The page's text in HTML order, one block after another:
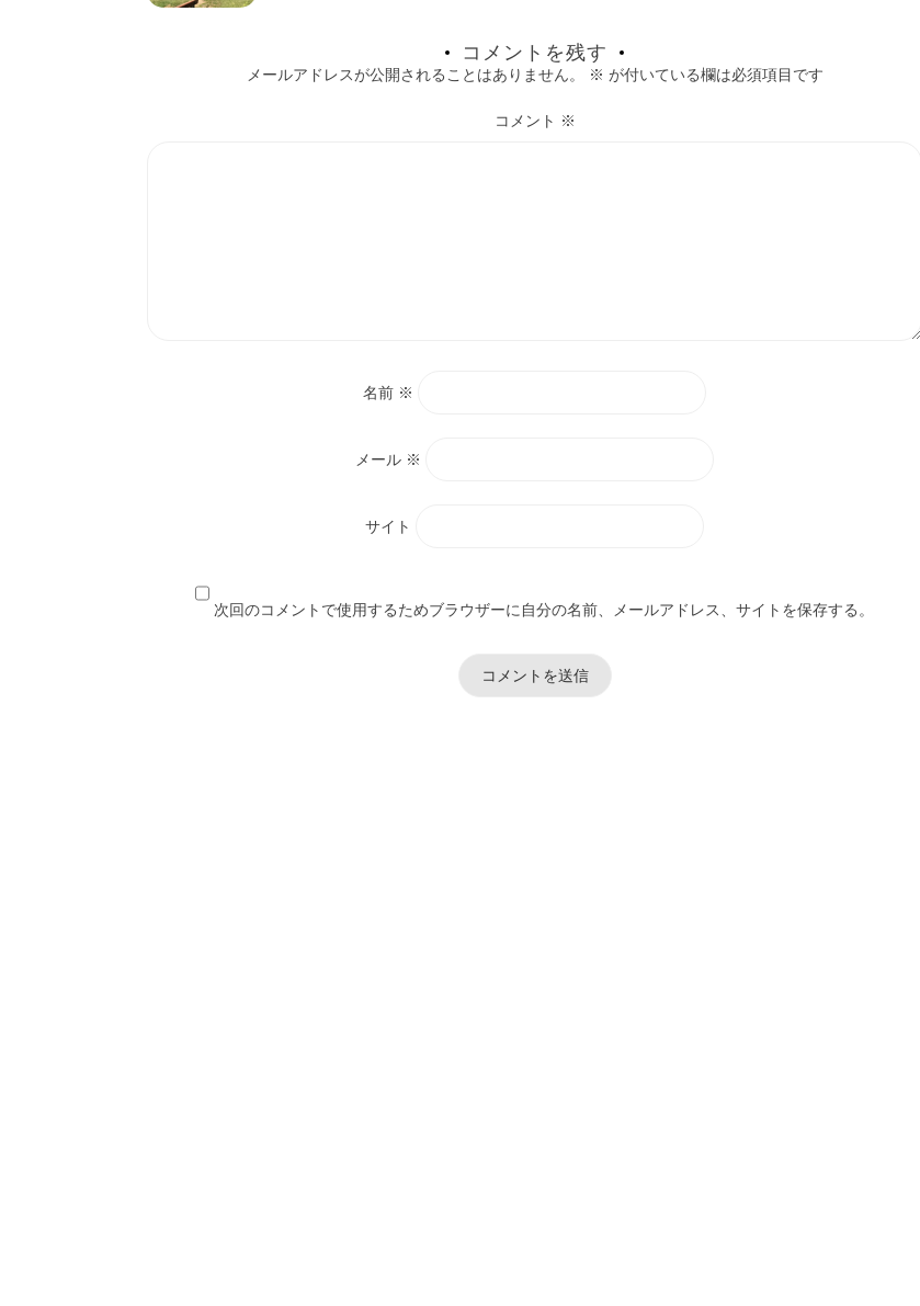
コメントを残す
メールアドレスが公開されることはありません。 ※ が付いている欄は必須項目です
コメント ※
名前 ※
メール ※
サイト
次回のコメントで使用するためブラウザーに自分の名前、メールアドレス、サイトを保存する。